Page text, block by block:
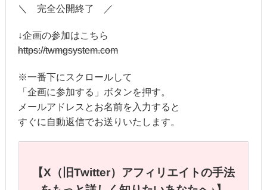
＼ 完全公開終了 ／
↓企画の参加はこちら
https://twmgsystem.com
※一番下にスクロールして
「企画に参加する」ボタンを押す。
メールアドレスとお名前を入力すると
すぐに自動返信でお送りいたします。
【X（旧Twitter）アフィリエイトの手法